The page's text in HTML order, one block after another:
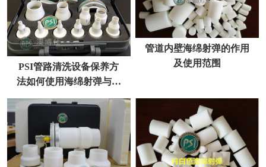
PSI管路清洗设备保养方
法如何使用海绵射弹与设
备维护
管道内壁海绵射弹的作用
及使用范围